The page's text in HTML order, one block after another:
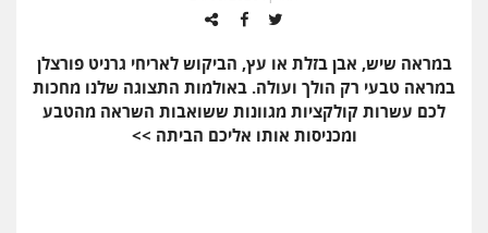
במראה שיש, אבן בזלת או עץ, הביקוש לאריחי גרניט פורצלן
במראה טבעי רק הולך ועולה. באולמות התצוגה שלנו מחכות
לכם עשרות קולקציות מגוונות ששואבות השראה מהטבע
ומכניסות אותו אליכם הביתה >>